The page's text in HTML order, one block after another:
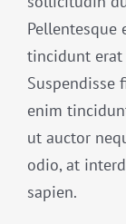
Pellentesque
tincidunt erat
Suspendisse
enim
ut auctor
odio, at
sapien.